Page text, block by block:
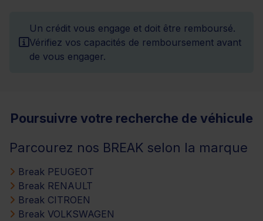
Un crédit vous engage et doit être remboursé.
Vérifiez vos capacités de remboursement avant
de vous engager.
Poursuivre votre recherche de véhicule
Parcourez nos BREAK selon la marque
Break PEUGEOT
Break RENAULT
Break CITROEN
Break VOLKSWAGEN